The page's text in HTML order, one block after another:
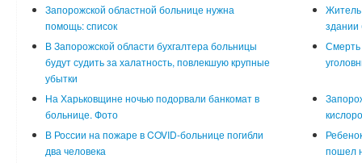
Запорожской областной больнице нужна
помощь: список
Житель
здании
В Запорожской области бухгалтера больницы
будут судить за халатность, повлекшую крупные
убытки
Смерть
На Харьковщине ночью подорвали банкомат в
больнице. Фото
В России на пожаре в COVID-больнице погибли
два человека
пошел